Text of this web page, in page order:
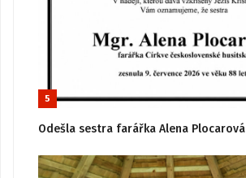
5
Odešla sestra farářka Alena Plocarová